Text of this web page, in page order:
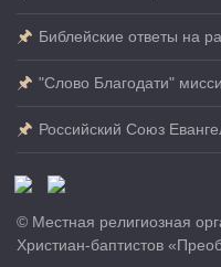
Библейские ответы на
"Слово Благодати"
Российский Союз
© Местная религиозная
Христиан-баптистов